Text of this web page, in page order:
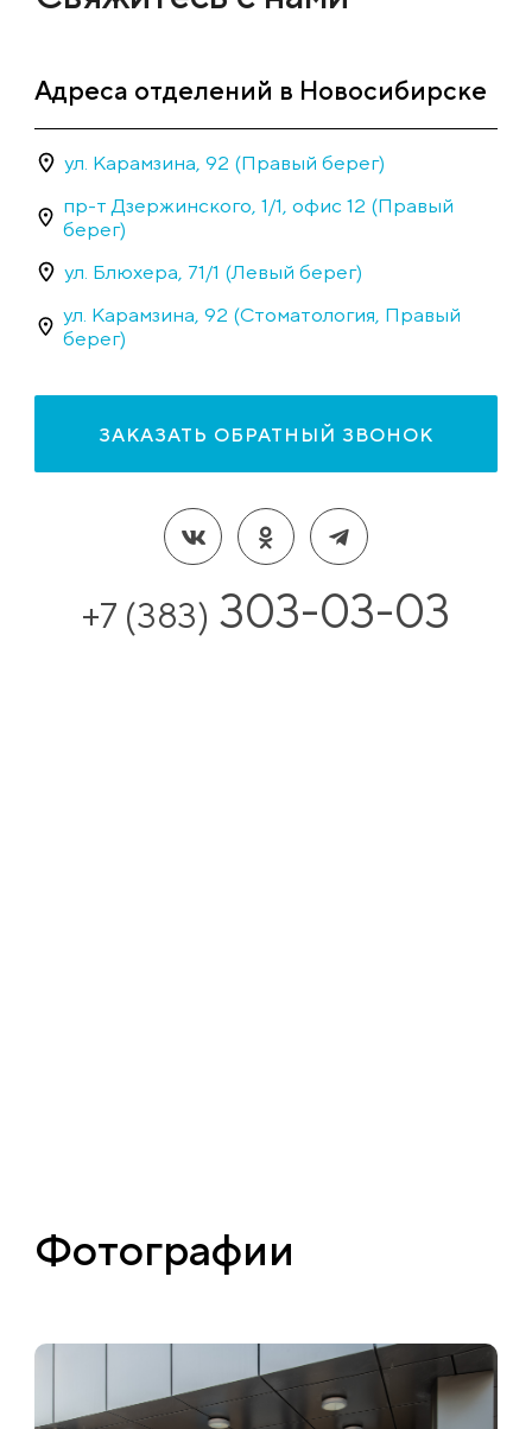
Адреса отделений в Новосибирске
ул. Карамзина, 92 (Правый берег)
пр-т Дзержинского, 1/1, офис 12 (Правый
берег)
ул. Блюхера, 71/1 (Левый берег)
ул. Карамзина, 92 (Стоматология, Правый
берег)
ЗАКАЗАТЬ ОБРАТНЫЙ ЗВОНОК
+7 (383) 303-03-03
Фотографии